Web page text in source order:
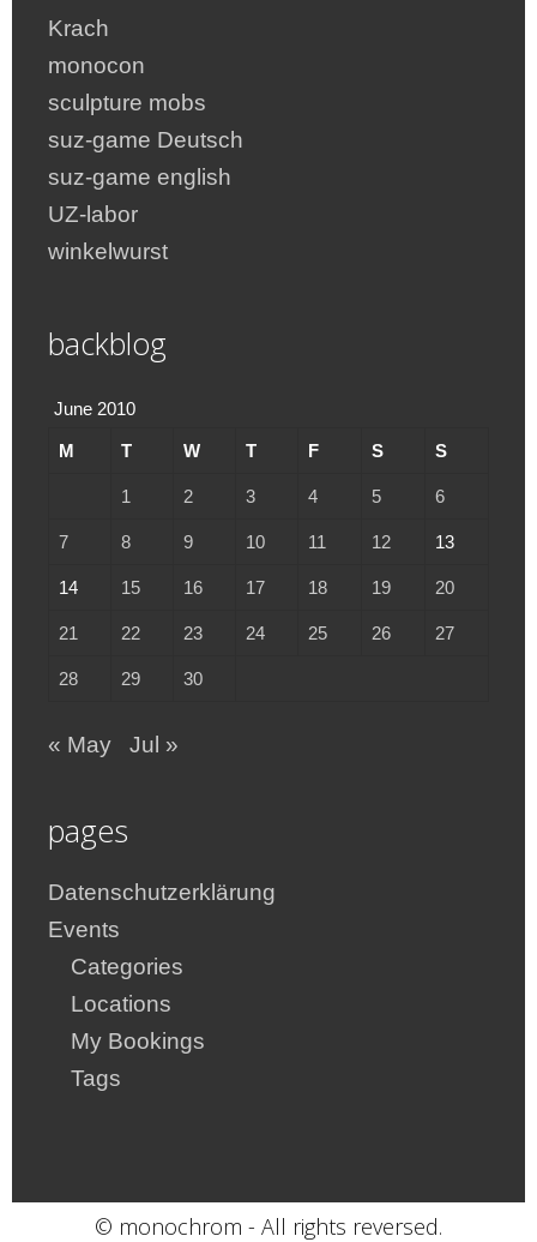
Krach
monocon
sculpture mobs
suz-game Deutsch
suz-game english
UZ-labor
winkelwurst
backblog
June 2010
M T W T F S S
1 2 3 4 5 6
7 8 9 10 11 12 13
14 15 16 17 18 19 20
21 22 23 24 25 26 27
28 29 30
« May Jul »
pages
Datenschutzerklärung
Events
Categories
Locations
My Bookings
Tags
© monochrom - All rights reversed.